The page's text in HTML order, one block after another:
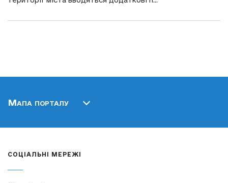
Мапа порталу
СОЦІАЛЬНІ МЕРЕЖІ